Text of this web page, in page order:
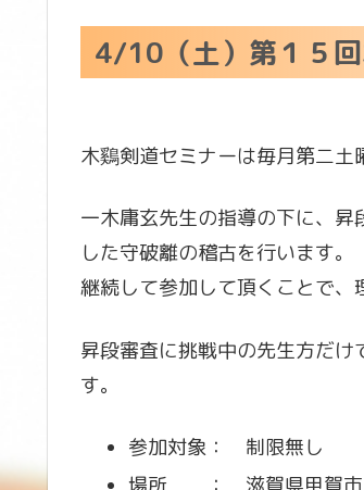
4/10（土）第１５
木鷄剣道セミナーは毎月第二土
一木庸玄先生の指導の下に、
した守破離の稽古を行います。
継続して参加して頂くことで、
昇段審査に挑戦中の先生方だ
す。
参加対象： 制限無し